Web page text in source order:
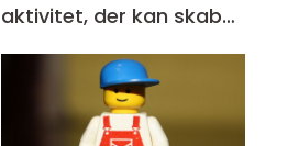
aktivitet, der kan skabe
glæde og kreativitet i
enhver lejlighed